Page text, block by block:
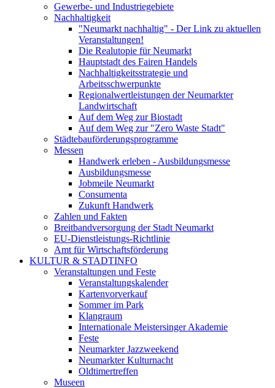
Gewerbe- und Industriegebiete
Nachhaltigkeit
"Neumarkt nachhaltig" - Der Link zu aktuellen
Veranstaltungen!
Die Realutopie für Neumarkt
Hauptstadt des Fairen Handels
Nachhaltigkeitsstrategie und
Arbeitsschwerpunkte
Regionalwertleistungen der Neumarkter
Landwirtschaft
Auf dem Weg zur Biostadt
Auf dem Weg zur "Zero Waste Stadt"
Städtebauförderungsprogramme
Messen
Handwerk erleben - Ausbildungsmesse
Ausbildungsmesse
Jobmeile Neumarkt
Consumenta
Zukunft Handwerk
Zahlen und Fakten
Breitbandversorgung der Stadt Neumarkt
EU-Dienstleistungs-Richtlinie
Amt für Wirtschaftsförderung
KULTUR & STADTINFO
Veranstaltungen und Feste
Veranstaltungskalender
Kartenvorverkauf
Sommer im Park
Klangraum
Internationale Meistersinger Akademie
Feste
Neumarkter Jazzweekend
Neumarkter Kulturnacht
Oldtimertreffen
Museen